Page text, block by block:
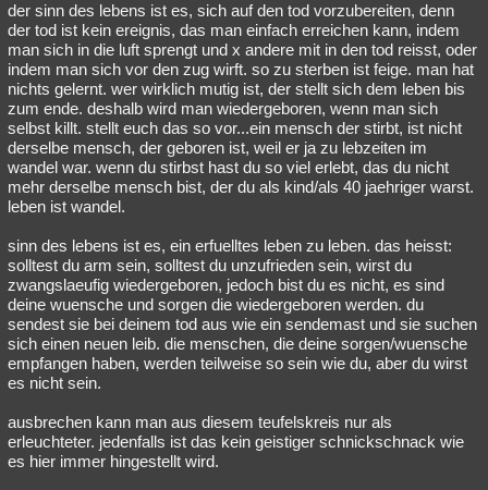
der sinn des lebens ist es, sich auf den tod vorzubereiten, denn
der tod ist kein ereignis, das man einfach erreichen kann, indem
man sich in die luft sprengt und x andere mit in den tod reisst, oder
indem man sich vor den zug wirft. so zu sterben ist feige. man hat
nichts gelernt. wer wirklich mutig ist, der stellt sich dem leben bis
zum ende. deshalb wird man wiedergeboren, wenn man sich
selbst killt. stellt euch das so vor...ein mensch der stirbt, ist nicht
derselbe mensch, der geboren ist, weil er ja zu lebzeiten im
wandel war. wenn du stirbst hast du so viel erlebt, das du nicht
mehr derselbe mensch bist, der du als kind/als 40 jaehriger warst.
leben ist wandel.
sinn des lebens ist es, ein erfuelltes leben zu leben. das heisst:
solltest du arm sein, solltest du unzufrieden sein, wirst du
zwangslaeufig wiedergeboren, jedoch bist du es nicht, es sind
deine wuensche und sorgen die wiedergeboren werden. du
sendest sie bei deinem tod aus wie ein sendemast und sie suchen
sich einen neuen leib. die menschen, die deine sorgen/wuensche
empfangen haben, werden teilweise so sein wie du, aber du wirst
es nicht sein.
ausbrechen kann man aus diesem teufelskreis nur als
erleuchteter. jedenfalls ist das kein geistiger schnickschnack wie
es hier immer hingestellt wird.